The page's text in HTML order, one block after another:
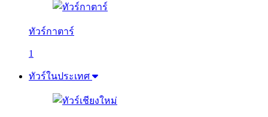
ทัวร์กาตาร์
1
ทัวร์ในประเทศ